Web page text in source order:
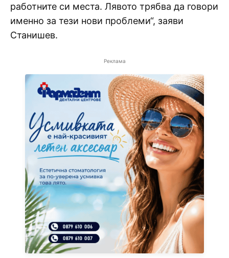
работните си места. Лявото трябва да говори
именно за тези нови проблеми“, заяви
Станишев.
Реклама